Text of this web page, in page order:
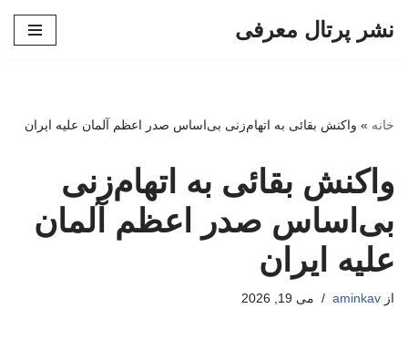
نشر پرتال معرفی
خانه » واکنش بقائی به اتهام‌زنی بی‌اساس صدر اعظم آلمان علیه ایران
واکنش بقائی به اتهام‌زنی
بی‌اساس صدر اعظم آلمان
علیه ایران
از aminkav می 19, 2026